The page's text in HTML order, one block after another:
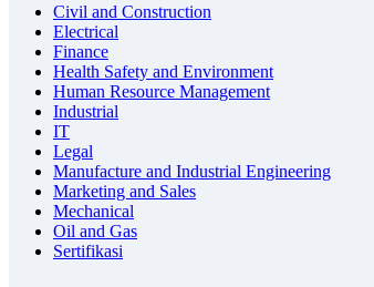
Civil and Construction
Electrical
Finance
Health Safety and Environment
Human Resource Management
Industrial
IT
Legal
Manufacture and Industrial Engineering
Marketing and Sales
Mechanical
Oil and Gas
Sertifikasi